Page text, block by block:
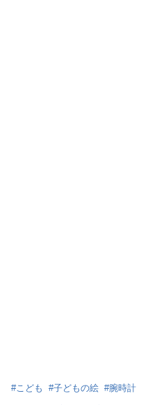
#こども #子どもの絵 #腕時計